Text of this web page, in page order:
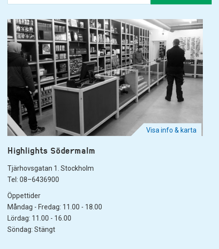
Visa info & karta
Highlights Södermalm
Tjärhovsgatan 1. Stockholm
Tel: 08–6436900
Öppettider
Måndag - Fredag: 11.00 - 18.00
Lördag: 11.00 - 16.00
Söndag: Stängt